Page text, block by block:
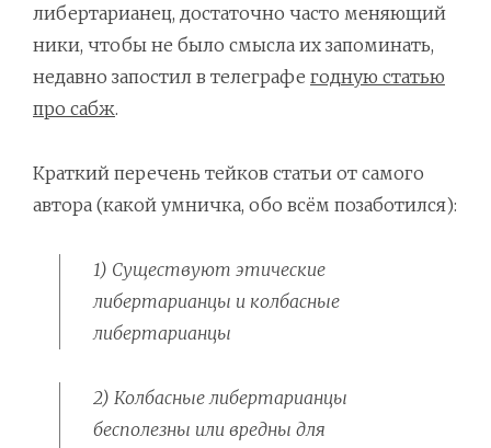
либертарианец, достаточно часто меняющий
ники, чтобы не было смысла их запоминать,
недавно запостил в телеграфе годную статью
про сабж.
Краткий перечень тейков статьи от самого
автора (какой умничка, обо всём позаботился):
1) Существуют этические
либертарианцы и колбасные
либертарианцы
2) Колбасные либертарианцы
бесполезны или вредны для